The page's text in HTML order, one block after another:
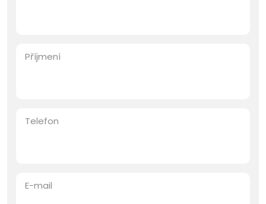
Příjmení
Telefon
E-mail